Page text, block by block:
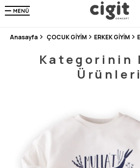
250.000'DEN FAZLA DEĞERLENDİRMEDE 5 ÜZERİNDEN
3 MİLYONDAN FAZLA MUTLU MÜŞTERİ ❤️
Anasayfa ÇOCUK GİYİM ERKEK GİYİM
Kategorinin
Ürünleri